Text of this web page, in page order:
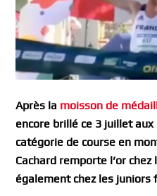
Après la moisson de
encore brillé ce 3 juillet aux
catégorie de course en
Cachard remporte l’or chez
également chez les juniors